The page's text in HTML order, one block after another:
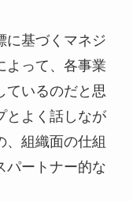
に基づくマネジ
よって、各事業
ているのだと思
とよく話しなが
、組織面の仕組
パートナー的な